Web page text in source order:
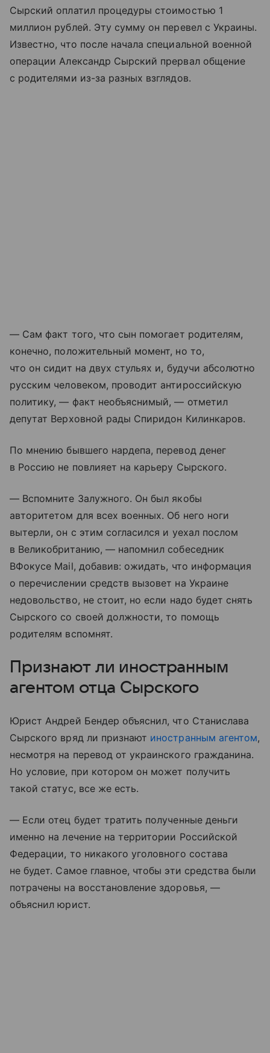
Сырский оплатил процедуры стоимостью 1
миллион рублей. Эту сумму он перевел с Украины.
Известно, что после начала специальной военной
операции Александр Сырский прервал общение
с родителями из-за разных взглядов.
— Сам факт того, что сын помогает родителям,
конечно, положительный момент, но то,
что он сидит на двух стульях и, будучи абсолютно
русским человеком, проводит антироссийскую
политику, — факт необъяснимый, — отметил
депутат Верховной рады Спиридон Килинкаров.
По мнению бывшего нардепа, перевод денег
в Россию не повлияет на карьеру Сырского.
— Вспомните Залужного. Он был якобы
авторитетом для всех военных. Об него ноги
вытерли, он с этим согласился и уехал послом
в Великобританию, — напомнил собеседник
ВФокусе Mail, добавив: ожидать, что информация
о перечислении средств вызовет на Украине
недовольство, не стоит, но если надо будет снять
Сырского со своей должности, то помощь
родителям вспомнят.
Признают ли иностранным
агентом отца Сырского
Юрист Андрей Бендер объяснил, что Станислава
Сырского вряд ли признают иностранным агентом,
несмотря на перевод от украинского гражданина.
Но условие, при котором он может получить
такой статус, все же есть.
— Если отец будет тратить полученные деньги
именно на лечение на территории Российской
Федерации, то никакого уголовного состава
не будет. Самое главное, чтобы эти средства были
потрачены на восстановление здоровья, —
объяснил юрист.